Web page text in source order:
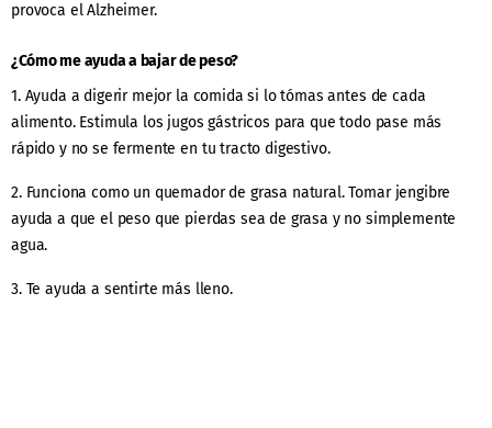
provoca el Alzheimer.
¿Cómo me ayuda a bajar de peso?
1. Ayuda a digerir mejor la comida si lo tómas antes de cada
alimento. Estimula los jugos gástricos para que todo pase más
rápido y no se fermente en tu tracto digestivo.
2. Funciona como un quemador de grasa natural. Tomar jengibre
ayuda a que el peso que pierdas sea de grasa y no simplemente
agua.
3. Te ayuda a sentirte más lleno.